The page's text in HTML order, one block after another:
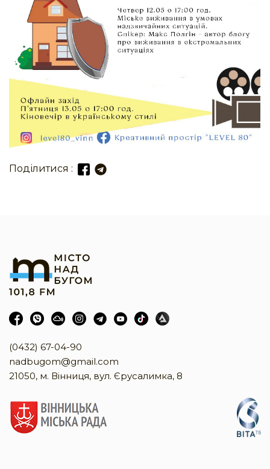
Поділитися :
(0432) 67-04-90
nadbugom@gmail.com
21050, м. Вінниця, вул. Єрусалимка, 8